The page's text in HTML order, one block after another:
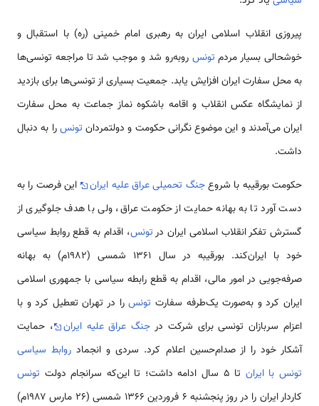
پیروزی انقلاب اسلامی ایران به رهبری امام خمینی (ره) با استقبال و
خوشحالی بسیار مردم تونس روبه‌رو شد و موجب شد تا مراجعه تونسی‌ها
به محل سفارت ایران افزایش یابد. جمعیت بسیاری از تونسی‌ها برای بازدید
از نمایشگاه عکس انقلاب و اقامه باشکوه نماز جماعت به محل سفارت
ایران می‌آمدند و این موضوع نگرانی حکومت و دولتمردان تونسرا به دنبال
داشت.
حکومت بورقیبه با شروعجنگ تحمیلی عراق علیه ایران
این فرصت را به
دست آورد تا به بهانه حمایت از حکومت عراق، ولی با هدف جلوگیری از
گسترش تفکر انقلاب اسلامی ایران درتونس، اقدام به قطع روابط سیاسی
خود با ایران‌کند. بورقیبه در سال ۱۳۶۱ شمسی (۱۹۸۲م) به بهانه
صرفه‌جویی در امور مالی، اقدام به قطع رابطه سیاسی با جمهوری اسلامی
ایران کرد و به‌صورت یک‌طرفه سفارت تونسرا در تهران تعطیل کرد و با
اعزام سربازان تونسی برای شرکت در جنگ عراق علیه ایران
، حمایت
آشکار خود را از صدام‌حسین اعلام کرد. سردی و انجماد روابط سیاسی
تونس با ایران تا ۵ سال ادامه داشت؛ تا این‌که سرانجام دولت
تونس
کاردار ایران را در روز پنجشنبه ۶ فروردین ۱۳۶۶ شمسی (۲۶ مارس ۱۹۸۷م)